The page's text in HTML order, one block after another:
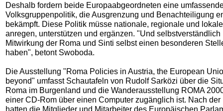
Deshalb fordern beide Europaabgeordneten eine
Volksgruppenpolitik, die Ausgrenzung und Benachteiligung
bekämpft. Diese Politik müsse nationale, regionale und
anregen, unterstützen und ergänzen. "Und selbstverständlich
Mitwirkung der Roma und Sinti selbst einen besonderen
haben", betont Swoboda.
Die Ausstellung "Roma Policies in Austria, the European
beyond" umfasst Schautafeln von Rudolf Sarközi über die
Roma im Burgenland und die Wanderausstellung ROMA
einer CD-Rom über einen Computer zugänglich ist. Nach der
hatten die Mitglieder und Mitarbeiter des Europäischen